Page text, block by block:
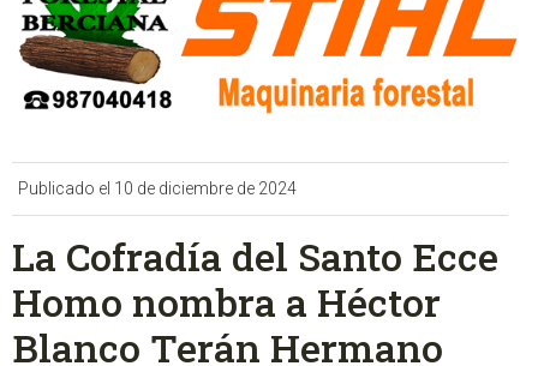
Publicado el 10 de diciembre de 2024
La Cofradía del Santo Ecce
Homo nombra a Héctor
Blanco Terán Hermano